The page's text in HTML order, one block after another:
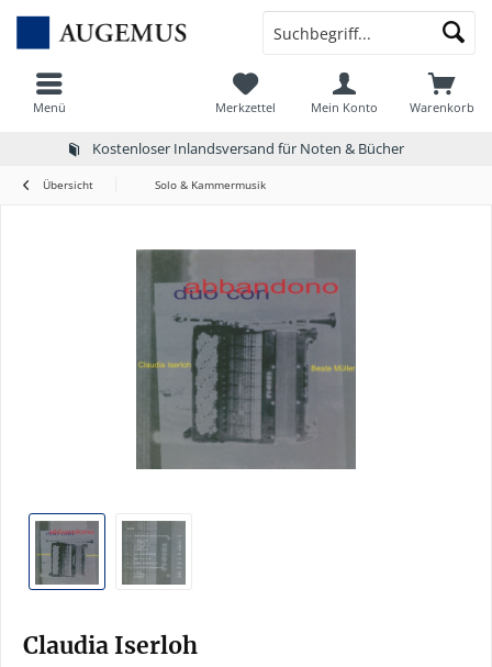
Kostenloser Inlandsversand für Noten & Bücher
Menü Warenkorb
Merkzettel Mein Konto
Übersicht Solo & Kammermusik
Claudia Iserloh